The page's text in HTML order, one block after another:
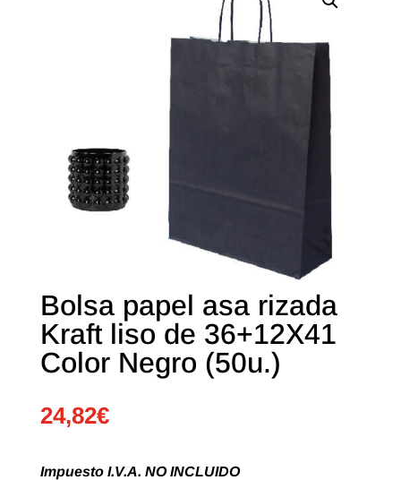
Bolsa papel asa rizada
Kraft liso de 36+12X41
Color Negro (50u.)
24,82€
Impuesto I.V.A. NO INCLUIDO